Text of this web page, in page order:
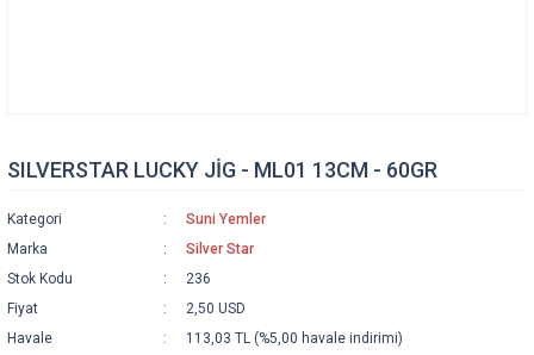
SILVERSTAR LUCKY JİG - ML01 13CM - 60GR
Kategori
Suni Yemler
Marka
Silver Star
Stok Kodu
236
Fiyat
2,50 USD
Havale
113,03 TL (%5,00 havale indirimi)